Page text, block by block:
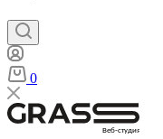
0
Веб-студия